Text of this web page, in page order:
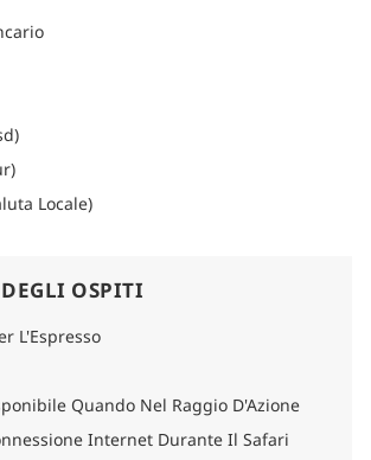
Locale)
OSPITI
L'Espresso
Quando Nel Raggio D'Azione
Internet Durante Il Safari